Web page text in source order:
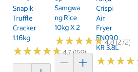
Snapik
Truffle
Cracker
1.16kg
★★★★★
★★★★★4.7 (159)
Samgwa
Ng Rice
10kg X 2
★★★★★
★★★★★4.8 (272)
Crispi
Air
Fryer
FN090
KR 3.8L
★★★★
★★★★